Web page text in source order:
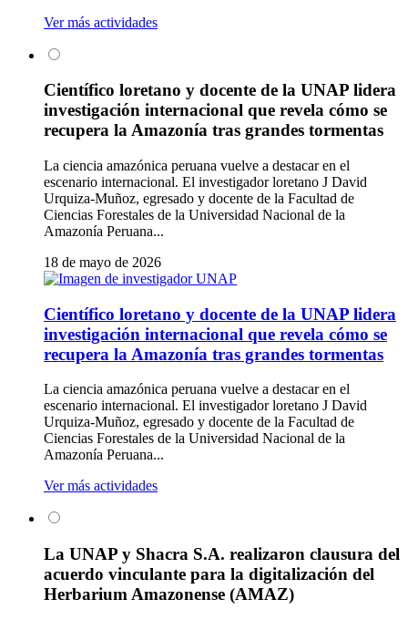
Ver más actividades
Científico loretano y docente de la UNAP lidera
investigación internacional que revela cómo se
recupera la Amazonía tras grandes tormentas
La ciencia amazónica peruana vuelve a destacar en el
escenario internacional. El investigador loretano J David
Urquiza-Muñoz, egresado y docente de la Facultad de
Ciencias Forestales de la Universidad Nacional de la
Amazonía Peruana...
18 de mayo de 2026
Científico loretano y docente de la UNAP lidera
investigación internacional que revela cómo se
recupera la Amazonía tras grandes tormentas
La ciencia amazónica peruana vuelve a destacar en el
escenario internacional. El investigador loretano J David
Urquiza-Muñoz, egresado y docente de la Facultad de
Ciencias Forestales de la Universidad Nacional de la
Amazonía Peruana...
Ver más actividades
La UNAP y Shacra S.A. realizaron clausura del
acuerdo vinculante para la digitalización del
Herbarium Amazonense (AMAZ)